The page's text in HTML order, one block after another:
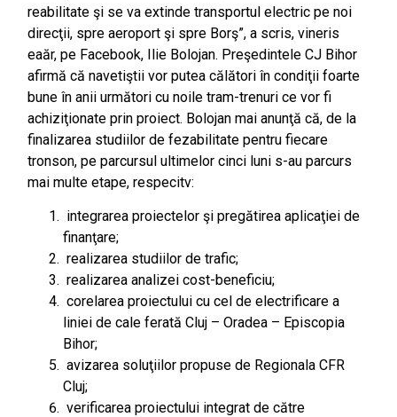
reabilitate şi se va extinde transportul electric pe noi
direcţii, spre aeroport şi spre Borş”, a scris, vineris
eaăr, pe Facebook, Ilie Bolojan. Preşedintele CJ Bihor
afirmă că navetiştii vor putea călători în condiţii foarte
bune în anii următori cu noile tram-trenuri ce vor fi
achiziţionate prin proiect. Bolojan mai anunţă că, de la
finalizarea studiilor de fezabilitate pentru fiecare
tronson, pe parcursul ultimelor cinci luni s-au parcurs
mai multe etape, respecitv:
integrarea proiectelor şi pregătirea aplicaţiei de
finanţare;
realizarea studiilor de trafic;
realizarea analizei cost-beneficiu;
corelarea proiectului cu cel de electrificare a
liniei de cale ferată Cluj – Oradea – Episcopia
Bihor;
avizarea soluţiilor propuse de Regionala CFR
Cluj;
verificarea proiectului integrat de către